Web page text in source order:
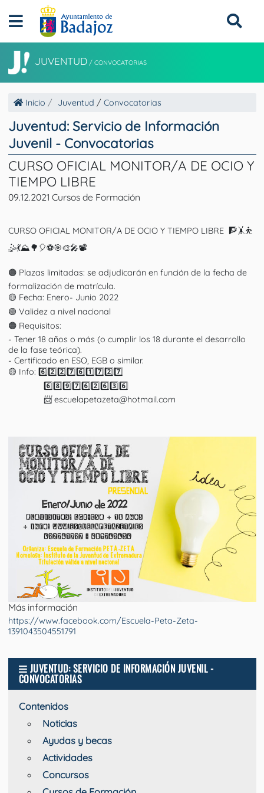
JUVENTUD / CONVOCATORIAS
Inicio Juventud / Convocatorias
Juventud: Servicio de Información
Juvenil - Convocatorias
CURSO OFICIAL MONITOR/A DE OCIO Y
TIEMPO LIBRE
09.12.2021 Cursos de Formación
CURSO OFICIAL MONITOR/A DE OCIO Y TIEMPO LIBRE 🧗🤸⛹️
🤹💃⛰️🌳🎈⚽🎯🎨🎤📽️
🟠 Plazas limitadas: se adjudicarán en función de la fecha de
formalización de matrícula.
🟡 Fecha: Enero- Junio 2022
🟢 Validez a nivel nacional
🟠 Requisitos:
- Tener 18 años o más (o cumplir los 18 durante el desarrollo
de la fase teórica).
- Certificado en ESO, EGB o similar.
🟡 Info: 6️⃣2️⃣2️⃣7️⃣6️⃣1️⃣7️⃣2️⃣7️⃣
6️⃣8️⃣9️⃣7️⃣6️⃣2️⃣6️⃣3️⃣6️⃣
📨 escuelapetazeta@hotmail.com
Más información
https://www.facebook.com/Escuela-Peta-Zeta-
1391043504551791
JUVENTUD: SERVICIO DE INFORMACIÓN JUVENIL -
CONVOCATORIAS
Contenidos
Noticias
Ayudas y becas
Actividades
Concursos